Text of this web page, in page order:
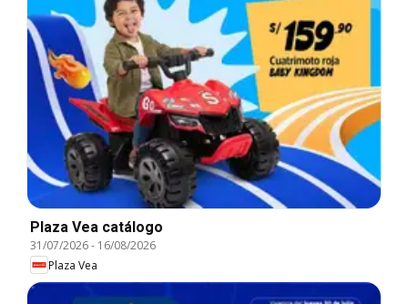
Plaza Vea catálogo
31/07/2026- 16/08/2026
Plaza Vea